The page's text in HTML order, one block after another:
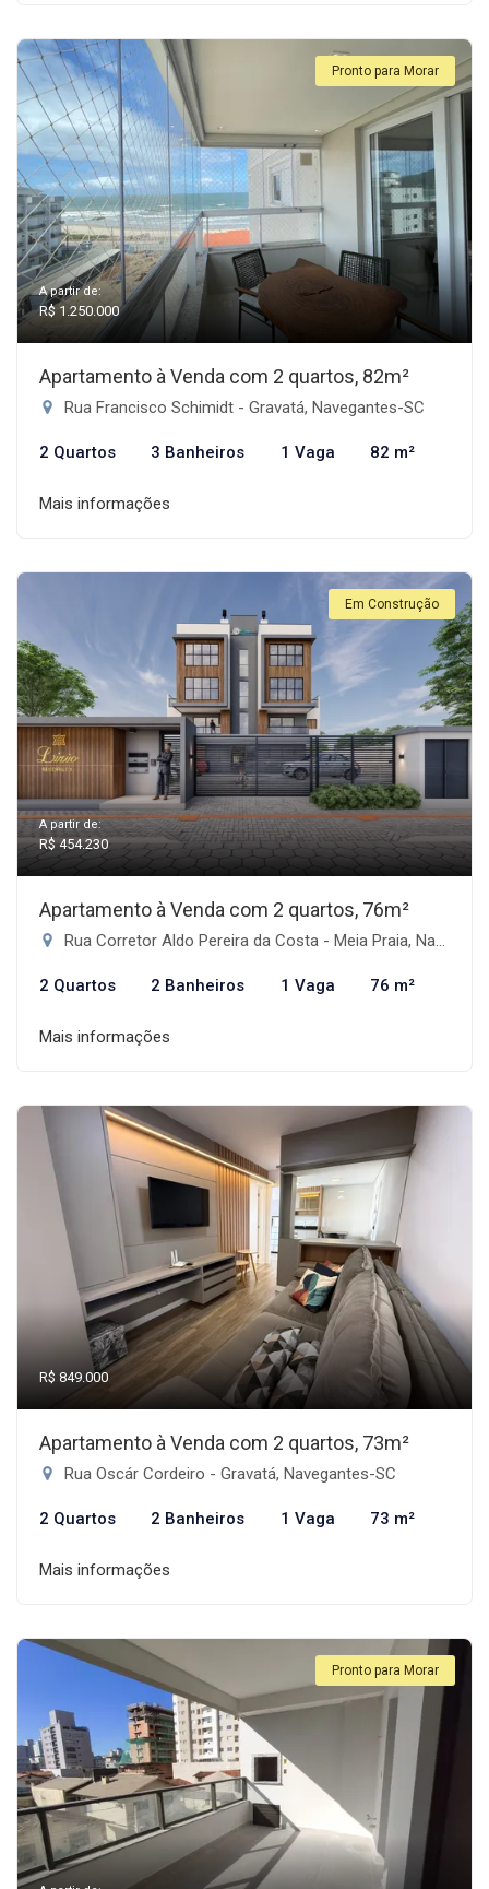
Pronto para Morar
A partir de:
R$ 1.250.000
Apartamento à Venda com 2 quartos, 82m²
Rua Francisco Schimidt - Gravatá, Navegantes-SC
2 Quartos 3 Banheiros 1 Vaga 82 m²
Mais informações
Em Construção
A partir de:
R$ 454.230
Apartamento à Venda com 2 quartos, 76m²
Rua Corretor Aldo Pereira da Costa - Meia Praia, Navegantes-SC
2 Quartos 2 Banheiros 1 Vaga 76 m²
Mais informações
R$ 849.000
Apartamento à Venda com 2 quartos, 73m²
Rua Oscár Cordeiro - Gravatá, Navegantes-SC
2 Quartos 2 Banheiros 1 Vaga 73 m²
Mais informações
Pronto para Morar